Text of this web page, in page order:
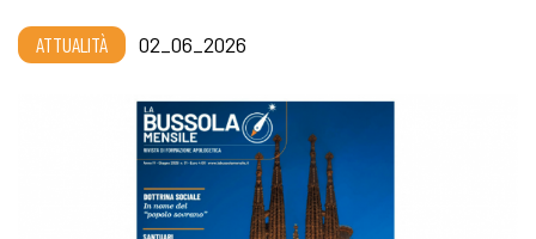
ATTUALITÀ 02_06_2026